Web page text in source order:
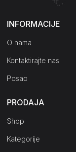
INFORMACIJE
O nama
Kontaktirajte nas
Posao
PRODAJA
Shop
Kategorije